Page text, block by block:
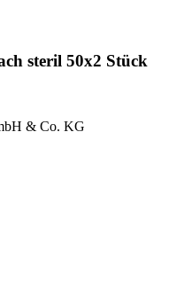
steril 50x2 Stück
& Co. KG